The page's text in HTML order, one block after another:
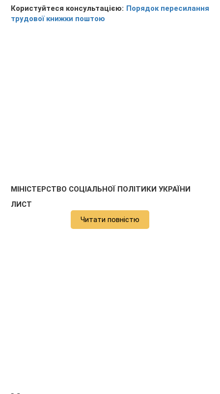
Користуйтеся консультацією: Порядок пересилання
трудової книжки поштою
МІНІСТЕРСТВО СОЦІАЛЬНОЇ ПОЛІТИКИ УКРАЇНИ
ЛИСТ
Читати повністю